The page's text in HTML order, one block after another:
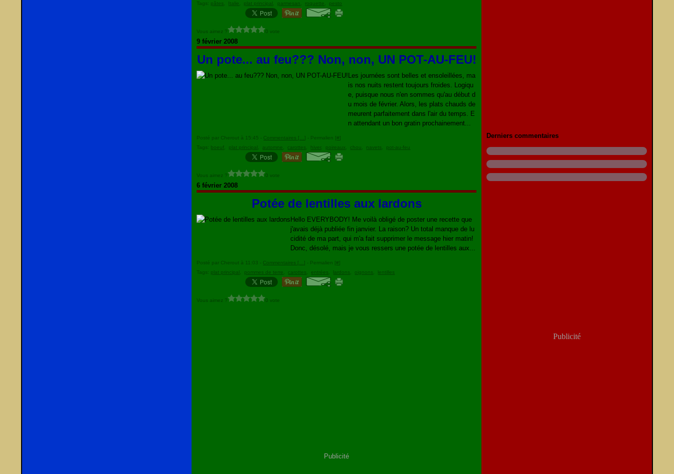
Tags: pâtes Italie plat principal parmesan roquette pesto
Vous aimez ? 0 vote
9 février 2008
Un pote... au feu??? Non, non, UN POT-AU-FEU!
Les journées sont belles et ensoleillées, ma
is nos nuits restent toujours froides. Logiqu
e, puisque nous n'en sommes qu'au début d
u mois de février. Alors, les plats chauds de
meurent parfaitement dans l'air du temps. E
n attendant un bon gratin prochainement...
Posté par Cherout à 15:45 - Commentaires [ …] - Permalien [#]
Tags: boeuf plat principal automne carottes hiver, poireaux chou navets pot-au-feu
Vous aimez ? 0 vote
6 février 2008
Potée de lentilles aux lardons
Hello EVERYBODY! Me voilà obligé de poster une recette que
j'avais déjà publiée fin janvier. La raison? Un total manque de lu
cidité de ma part, qui m'a fait supprimer le message hier matin!
Donc, désolé, mais je vous ressers une potée de lentilles aux...
Posté par Cherout à 11:03 - Commentaires [ …] - Permalien [#]
Tags: plat principal pommes de terre carottes entrées lardons oignons lentilles
Vous aimez ? 0 vote
Publicité
Derniers commentaires
Publicité